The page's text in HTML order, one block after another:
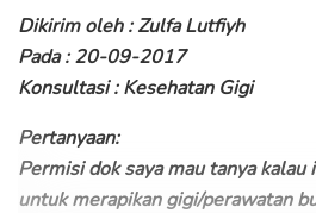
Dikirim oleh : Zulfa Lutfiyh
Pada : 20-09-2017
Konsultasi : Kesehatan Gigi
Pertanyaan:
Permisi dok saya mau tanya kalau
untuk merapikan gigi/perawatan